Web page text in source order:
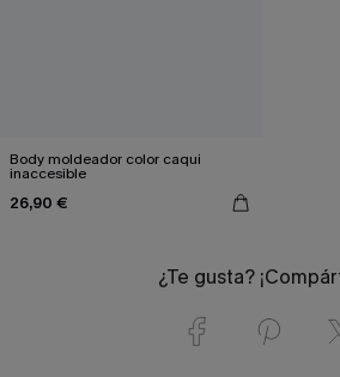
Body moldeador color caqui
inaccesible
26,90 €
¿Te gusta?